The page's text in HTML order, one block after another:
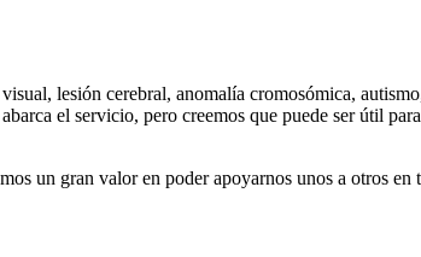
lesión cerebral, anomalía cromosómica,
el servicio, pero creemos que puede ser útil
un gran valor en poder apoyarnos unos a otros en